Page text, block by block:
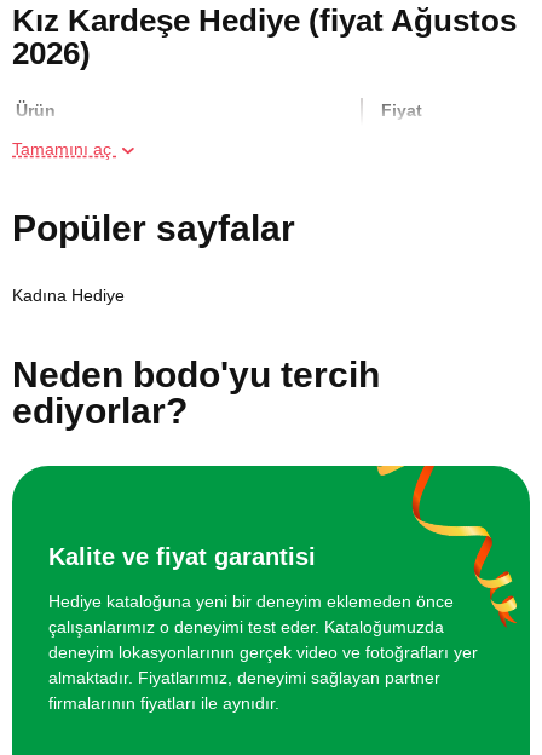
Kız Kardeşe Hediye (fiyat Ağustos
2026)
Ürün Fiyat
İki Kişi için Resim Atölyesi
Iki kişi için Mum Yapımı Atölyesi
İki Kişi için Heykel Atölyesi
İki Kişi için Geleneksel Bali Masajı
3000 TL
Tamamını aç
Popüler sayfalar
Kadına Hediye
Neden bodo'yu tercih
ediyorlar?
Kalite ve fiyat garantisi
Hediye kataloğuna yeni bir deneyim eklemeden önce
çalışanlarımız o deneyimi test eder. Kataloğumuzda
deneyim lokasyonlarının gerçek video ve fotoğrafları yer
almaktadır. Fiyatlarımız, deneyimi sağlayan partner
firmalarının fiyatları ile aynıdır.